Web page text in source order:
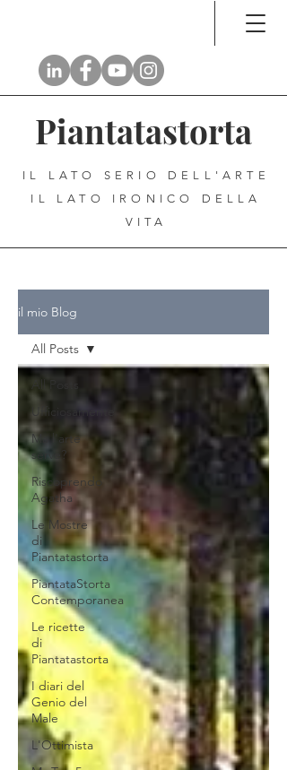
Piantatastorta
IL LATO SERIO DELL'ARTE
IL LATO IRONICO DELLA
VITA
il mio Blog
All Posts
Ufficiosamente
Ma l'arte
serve?
Riscoprendo
Agatha
Le Mostre
di
Piantatastorta
PiantataStorta
Contemporanea
Le ricette
di
Piantatastorta
I diari del
Genio del
Male
L'Ottimista
All Posts